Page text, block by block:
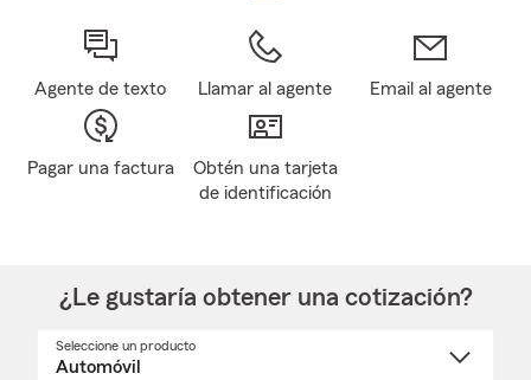
Agente de texto Llamar al agente Email al agente
Pagar una factura
Obtén una tarjeta
de identificación
¿Le gustaría obtener una cotización?
Seleccione un producto